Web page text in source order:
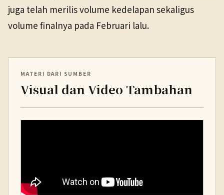
juga telah merilis volume kedelapan sekaligus
volume finalnya pada Februari lalu.
MATERI DARI SUMBER
Visual dan Video Tambahan